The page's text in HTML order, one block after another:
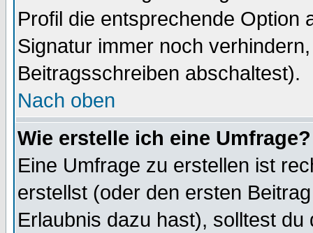
Profil die entsprechende Option
Signatur immer noch
Beitragsschreiben abschaltest).
Nach oben
Wie erstelle ich eine Umfrage?
Eine Umfrage zu erstellen ist
erstellst (oder den ersten
Erlaubnis dazu hast), solltest